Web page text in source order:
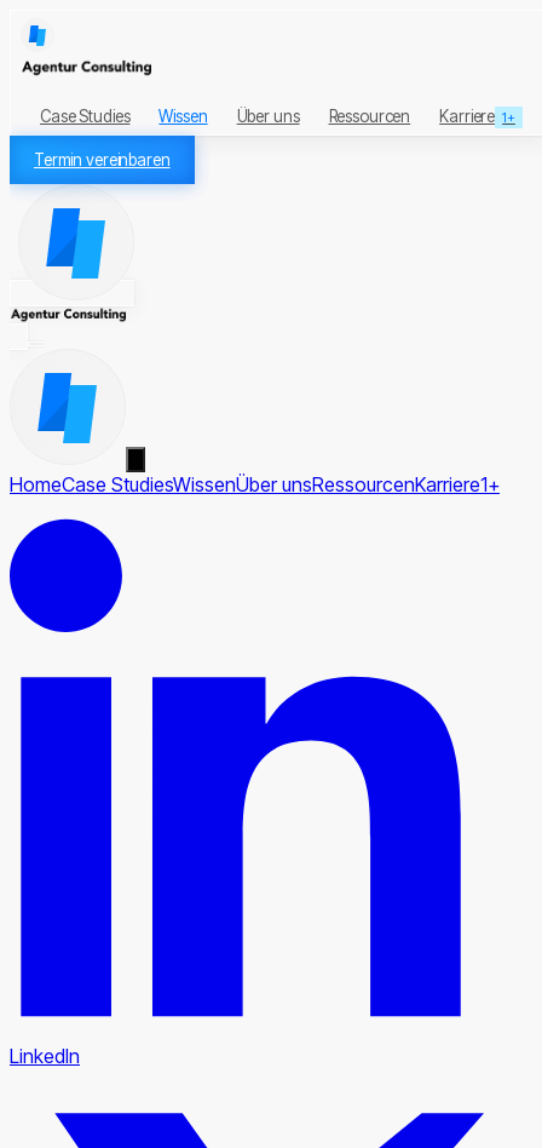
Case Studies Wissen Über uns Ressourcen Karriere 1+
Termin vereinbaren
HomeCase StudiesWissenÜber unsRessourcenKarriere1+
LinkedIn